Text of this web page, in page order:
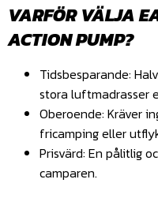
VARFÖR VÄLJA
ACTION PUMP?
Tidsbesparande:
stora luftmadrasser
Oberoende: Kräver
fricamping eller
Prisvärd: En pålitlig
camparen.